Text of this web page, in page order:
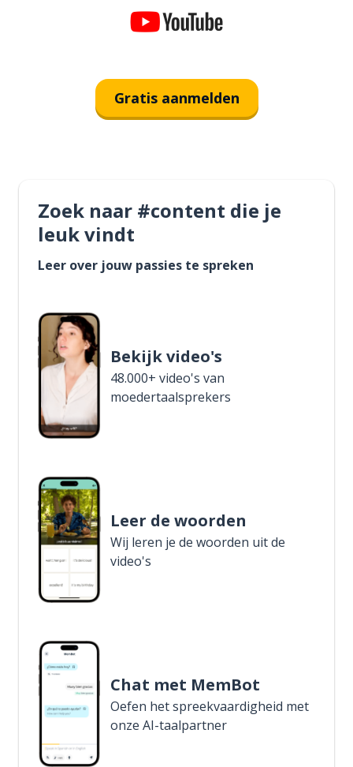
Gratis aanmelden
Zoek naar #content die je
leuk vindt
Leer over jouw passies te spreken
Bekijk video's
48.000+ video's van
moedertaalsprekers
Leer de woorden
Wij leren je de woorden uit de
video's
Chat met MemBot
Oefen het spreekvaardigheid met
onze AI-taalpartner